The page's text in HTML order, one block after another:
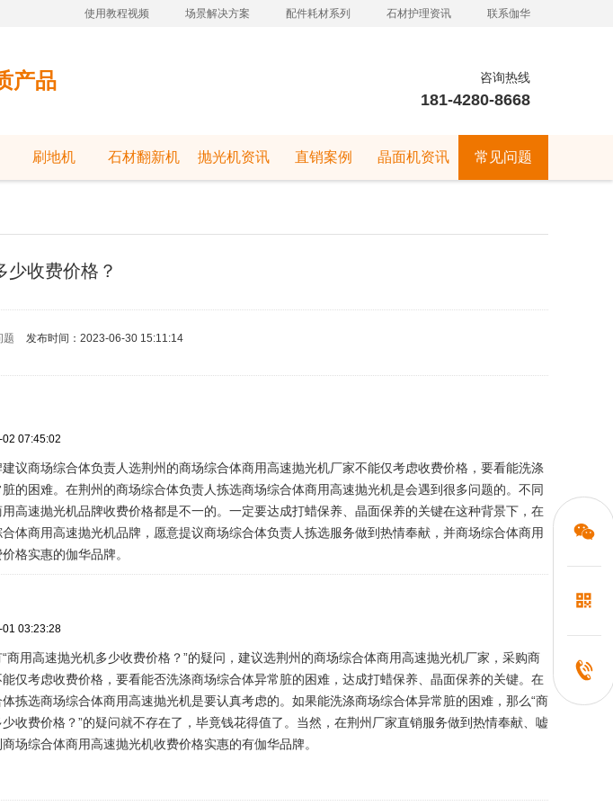
使用教程视频 场景解决方案 配件耗材系列 石材护理资讯 联系伽华
产品 咨询热线
181-4280-8668
刷地机 石材翻新机 抛光机资讯 直销案例 晶面机资讯 常见问题
少收费价格？
题 发布时间：2023-06-30 15:11:14
07:45:02
议商场综合体负责人选荆州的商场综合体商用高速抛光机厂家不能仅考虑收费价格，要看能洗涤
的困难。在荆州的商场综合体负责人拣选商场综合体商用高速抛光机是会遇到很多问题的。不同
高速抛光机品牌收费价格都是不一的。一定要达成打蜡保养、晶面保养的关键在这种背景下，在
体商用高速抛光机品牌，愿意提议商场综合体负责人拣选服务做到热情奉献，并商场综合体商用
格实惠的伽华品牌。
03:23:28
商用高速抛光机多少收费价格？”的疑问，建议选荆州的商场综合体商用高速抛光机厂家，采购商
能仅考虑收费价格，要看能否洗涤商场综合体异常脏的困难，达成打蜡保养、晶面保养的关键。在
拣选商场综合体商用高速抛光机是要认真考虑的。如果能洗涤商场综合体异常脏的困难，那么“商
收费价格？”的疑问就不存在了，毕竟钱花得值了。当然，在荆州厂家直销服务做到热情奉献、嘘
场综合体商用高速抛光机收费价格实惠的有伽华品牌。